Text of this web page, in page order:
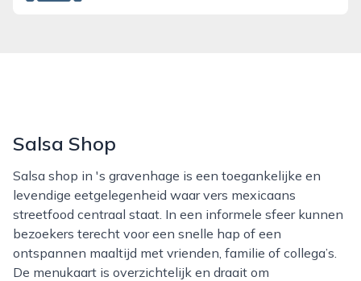
Salsa Shop
Salsa shop in 's gravenhage is een toegankelijke en
levendige eetgelegenheid waar vers mexicaans
streetfood centraal staat. In een informele sfeer kunnen
bezoekers terecht voor een snelle hap of een
ontspannen maaltijd met vrienden, familie of collega’s.
De menukaart is overzichtelijk en draait om